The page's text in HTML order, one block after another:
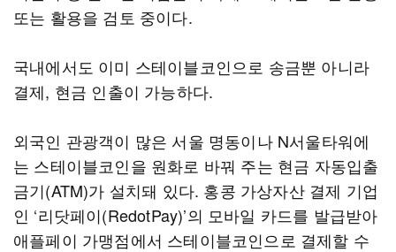
또는 활용을 검토 중이다.
국내에서도 이미 스테이블코인으로 송금뿐 아니라
결제, 현금 인출이 가능하다.
외국인 관광객이 많은 서울 명동이나 N서울타워에
는 스테이블코인을 원화로 바꿔 주는 현금 자동입출
금기(ATM)가 설치돼 있다. 홍콩 가상자산 결제 기업
인 ‘리닷페이(RedotPay)’의 모바일 카드를 발급받아
애플페이 가맹점에서 스테이블코인으로 결제할 수